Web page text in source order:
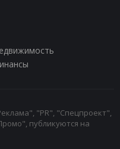
"PR", "Спецпроект",
публикуются на